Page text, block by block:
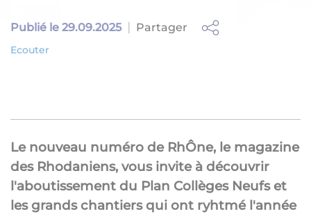
Publié le 29.09.2025 Partager
Ecouter
Le nouveau numéro de RhÔne, le magazine
des Rhodaniens, vous invite à découvrir
l'aboutissement du Plan Collèges Neufs et
les grands chantiers qui ont ryhtmé l'année